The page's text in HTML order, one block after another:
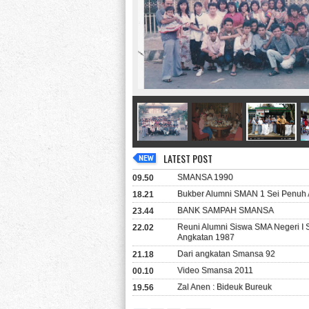
LATEST POST
09.50
SMANSA 1990
18.21
Bukber Alumni SMAN 1 Sei Penuh
23.44
BANK SAMPAH SMANSA
22.02
Reuni Alumni Siswa SMA Negeri I
Angkatan 1987
21.18
Dari angkatan Smansa 92
00.10
Video Smansa 2011
19.56
Zal Anen : Bideuk Bureuk